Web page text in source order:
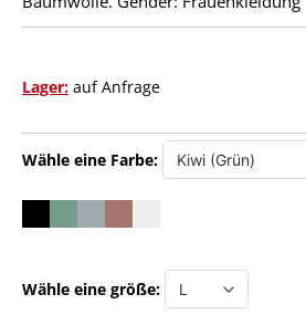
Lager: auf Anfrage
Wähle eine Farbe:
Wähle eine größe: